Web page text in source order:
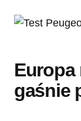
Europa
gaśnie